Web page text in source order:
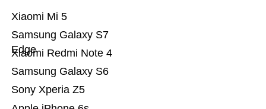
Sony Xperia Z5
Samsung Galaxy S6
Xiaomi Redmi Note 4
Samsung Galaxy S7
Edge
Xiaomi Mi 5